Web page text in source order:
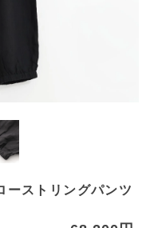
ストリングパンツ